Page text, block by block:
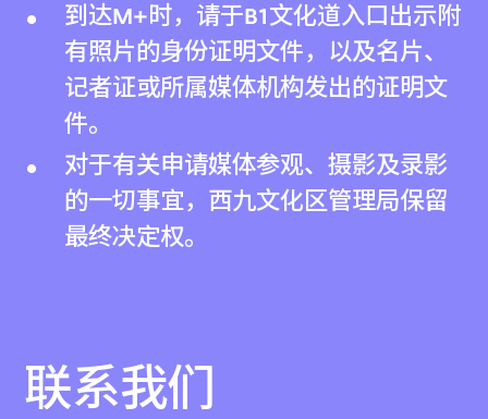
到达M+时，请于B1文化道入口出示附
有照片的身份证明文件，以及名片、
记者证或所属媒体机构发出的证明文
件。
对于有关申请媒体参观、摄影及录影
的一切事宜，西九文化区管理局保留
最终决定权。
联系我们